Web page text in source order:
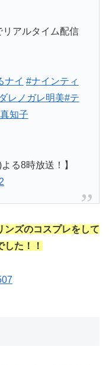
アルタイム配信
ナイ #ナインティ
レノガレ明美#テ
知子
る8時放送！】
ンズのコスプレをして
た！！